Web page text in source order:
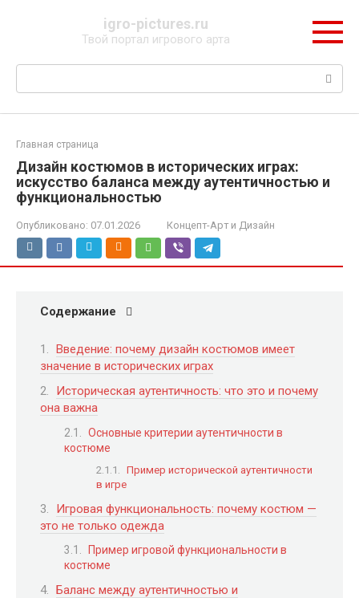
igro-pictures.ru
Твой портал игрового арта
Поиск:
Главная страница
Дизайн костюмов в исторических играх:
искусство баланса между аутентичностью и
функциональностью
Опубликовано: 07.01.2026 Концепт-Арт и Дизайн
Содержание
Введение: почему дизайн костюмов имеет
значение в исторических играх
Историческая аутентичность: что это и почему
она важна
Основные критерии аутентичности в
костюме
Пример исторической аутентичности
в игре
Игровая функциональность: почему костюм —
это не только одежда
Пример игровой функциональности в
костюме
Баланс между аутентичностью и